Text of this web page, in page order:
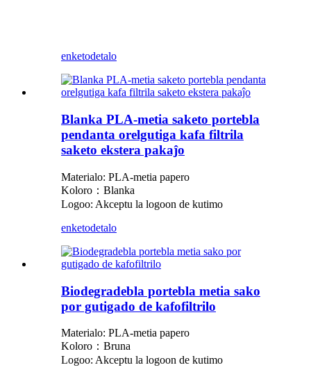
enketodetalo
Blanka PLA-metia saketo portebla
pendanta orelgutiga kafa filtrila
saketo ekstera pakaĵo
Materialo: PLA-metia papero
Koloro：Blanka
Logoo: Akceptu la logoon de kutimo
enketodetalo
Biodegradebla portebla metia sako
por gutigado de kafofiltrilo
Materialo: PLA-metia papero
Koloro：Bruna
Logoo: Akceptu la logoon de kutimo